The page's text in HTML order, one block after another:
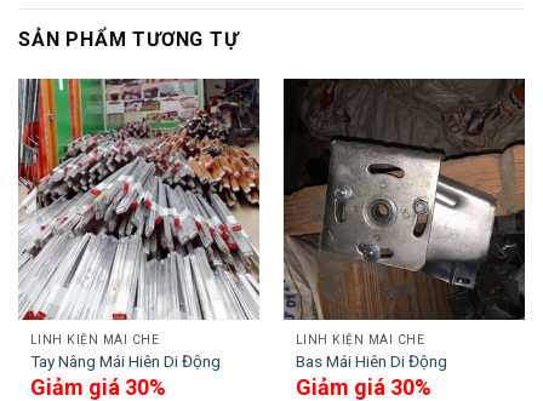
SẢN PHẨM TƯƠNG TỰ
LINH KIỆN MÁI CHE
Tay Nâng Mái Hiên Di Động
Giảm giá 30%
LINH KIỆN MÁI CHE
Bas Mái Hiên Di Động
Giảm giá 30%